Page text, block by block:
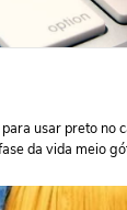
usar preto no
da vida meio